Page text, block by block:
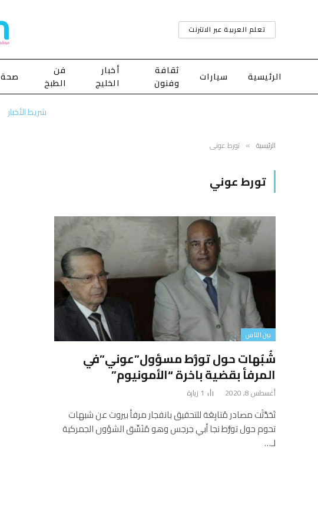
تعلم العربية عبر الانترنت
الرئيسية سيارات
ثقافة
وفنون
أخبار
الخليج
فن
الطبخ
صحة
شريط الأخبار
الرئيسية » تورط عوني
تورط عوني
بين الناس
شُبُهات حول تورُّط مسؤول”عوني”في
المرفأ بقضية باخرة “الأمونيوم”
أغسطس 8, 2020 1 زيارة
تَحَدَّثَت مصادر مُتابِعَة للتحقيق بانفجار مرفأ بيروت عن شبهات
تحوم حول تورُّط نجا أبي جرجس وهو مُنَسِّق الشؤون الجمركية
لـ…